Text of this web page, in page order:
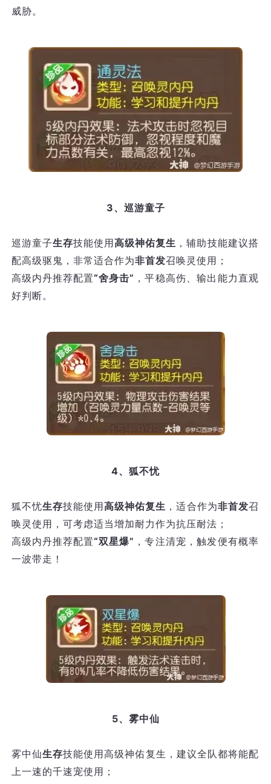
威胁。
3、巡游童子
巡游童子生存技能使用高级神佑复生 ，辅助技能建议搭
配高级驱鬼，非常适合作为非首发召唤灵使用；
高级内丹推荐配置“舍身击” ，平稳高伤、输出能力直观
好判断。
4、狐不忧
狐不忧生存技能使用高级神佑复生 ，适合作为非首发召
唤灵使用，可考虑适当增加耐力作为抗压耐法；
高级内丹推荐配置“双星爆” ，专注清宠，触发便有概率
一波带走！
5、雾中仙
雾中仙生存技能使用高级神佑复生，建议全队都将能配
上一速的千速宠使用；